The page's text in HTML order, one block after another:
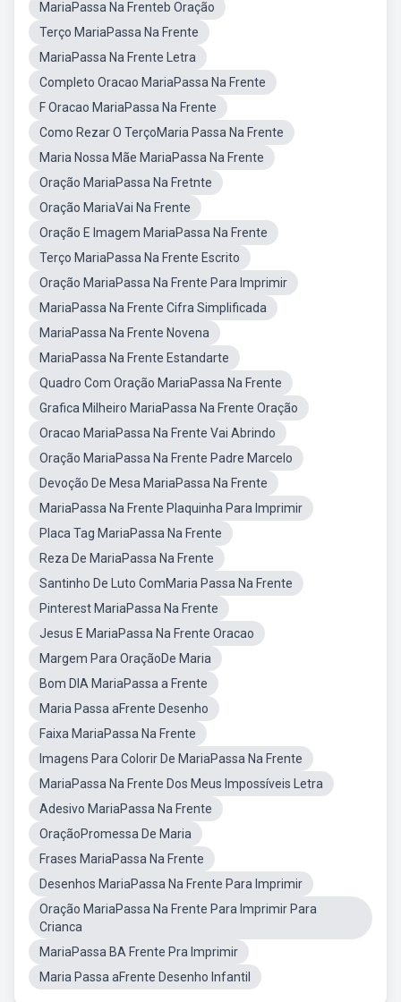
MariaPassa Na Frenteb Oração
Terço MariaPassa Na Frente
MariaPassa Na Frente Letra
Completo Oracao MariaPassa Na Frente
F Oracao MariaPassa Na Frente
Como Rezar O TerçoMaria Passa Na Frente
Maria Nossa Mãe MariaPassa Na Frente
Oração MariaPassa Na Fretnte
Oração MariaVai Na Frente
Oração E Imagem MariaPassa Na Frente
Terço MariaPassa Na Frente Escrito
Oração MariaPassa Na Frente Para Imprimir
MariaPassa Na Frente Cifra Simplificada
MariaPassa Na Frente Novena
MariaPassa Na Frente Estandarte
Quadro Com Oração MariaPassa Na Frente
Grafica Milheiro MariaPassa Na Frente Oração
Oracao MariaPassa Na Frente Vai Abrindo
Oração MariaPassa Na Frente Padre Marcelo
Devoção De Mesa MariaPassa Na Frente
MariaPassa Na Frente Plaquinha Para Imprimir
Placa Tag MariaPassa Na Frente
Reza De MariaPassa Na Frente
Santinho De Luto ComMaria Passa Na Frente
Pinterest MariaPassa Na Frente
Jesus E MariaPassa Na Frente Oracao
Margem Para OraçãoDe Maria
Bom DIA MariaPassa a Frente
Maria Passa aFrente Desenho
Faixa MariaPassa Na Frente
Imagens Para Colorir De MariaPassa Na Frente
MariaPassa Na Frente Dos Meus Impossíveis Letra
Adesivo MariaPassa Na Frente
OraçãoPromessa De Maria
Frases MariaPassa Na Frente
Desenhos MariaPassa Na Frente Para Imprimir
Oração MariaPassa Na Frente Para Imprimir Para
Crianca
MariaPassa BA Frente Pra Imprimir
Maria Passa aFrente Desenho Infantil